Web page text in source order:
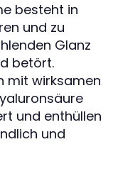
besteht in
und zu
Glanz
betört.
mit wirksamen
und enthüllen
und